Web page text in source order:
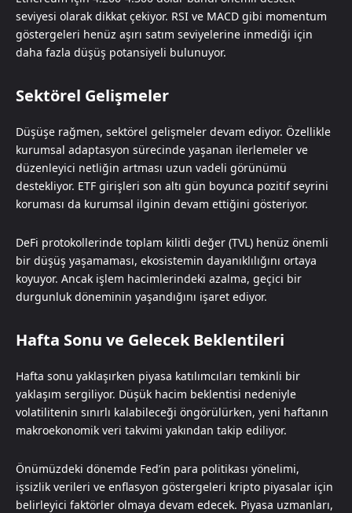
seviyesi olarak dikkat çekiyor. RSI ve MACD gibi momentum
göstergeleri henüz aşırı satım seviyelerine inmediği için
daha fazla düşüş potansiyeli bulunuyor.
Sektörel Gelişmeler
Düşüşe rağmen, sektörel gelişmeler devam ediyor. Özellikle
kurumsal adaptasyon sürecinde yaşanan ilerlemeler ve
düzenleyici netliğin artması uzun vadeli görünümü
destekliyor. ETF girişleri son altı gün boyunca pozitif seyrini
koruması da kurumsal ilginin devam ettiğini gösteriyor.
DeFi protokollerinde toplam kilitli değer (TVL) henüz önemli
bir düşüş yaşamaması, ekosistemin dayanıklılığını ortaya
koyuyor. Ancak işlem hacimlerindeki azalma, geçici bir
durgunluk döneminin yaşandığını işaret ediyor.
Hafta Sonu ve Gelecek Beklentileri
Hafta sonu yaklaşırken piyasa katılımcıları temkinli bir
yaklaşım sergiliyor. Düşük hacim beklentisi nedeniyle
volatilitenin sınırlı kalabileceği öngörülürken, yeni haftanın
makroekonomik veri takvimi yakından takip ediliyor.
Önümüzdeki dönemde Fed’in para politikası yönelimi,
işsizlik verileri ve enflasyon göstergeleri kripto piyasalar için
belirleyici faktörler olmaya devam edecek. Piyasa uzmanları,